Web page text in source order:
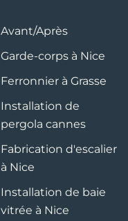
Avant/Après
Garde-corps à Nice
Ferronnier à Grasse
Installation de
pergola cannes
Fabrication d'escalier
à Nice
Installation de baie
vitrée à Nice